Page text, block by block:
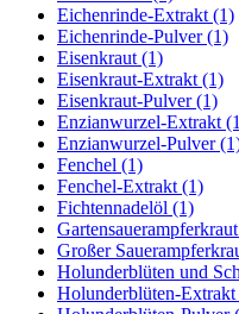
Eichenrinde-Extrakt (1)
Eichenrinde-Pulver (1)
Eisenkraut (1)
Eisenkraut-Extrakt (1)
Eisenkraut-Pulver (1)
Enzianwurzel-Extrakt
Enzianwurzel-Pulver
Fenchel (1)
Fenchel-Extrakt (1)
Fichtennadelöl (1)
Großer
Holunderblüten und
Holunderblüten-Extrakt